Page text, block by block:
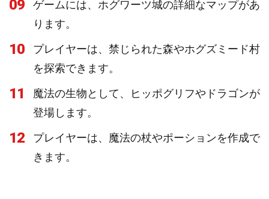
09
ゲームには、ホグワーツ城の詳細なマップがあ
ります。
10
プレイヤーは、禁じられた森やホグズミード村
を探索できます。
11
魔法の生物として、ヒッポグリフやドラゴンが
登場します。
12
プレイヤーは、魔法の杖やポーションを作成で
きます。